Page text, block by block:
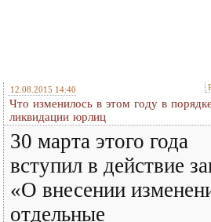
12.08.2015 14:40
Что изменилось в этом году в порядке
ликвидации юрлиц
30 марта этого года
вступил в действие
«О внесении
отдельные